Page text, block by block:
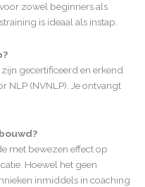
zowel beginners als
is ideaal als instap.
gecertificeerd en erkend
NLP (NVNLP). Je ontvangt
met bewezen effect op
Hoewel het geen
inmiddels in coaching